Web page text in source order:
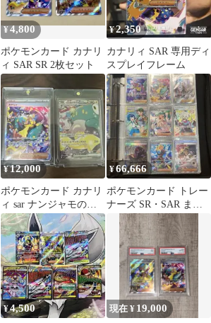
¥4,800
ポケモンカード カナリ
ィ SAR SR 2枚セット
¥2,350
カナリィ SAR 専用ディ
スプレイフレーム
¥12,000
ポケモンカード カナリ
ィ sar ナンジャモのハ
ラバリー sar
¥66,666
ポケモンカード トレー
ナーズ SR・SAR まと
め売り
¥4,500 現在 ¥ 19,000